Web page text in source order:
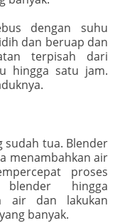
dengan suhu
dan beruap dan
terpisah dari
hingga satu jam.
sudah tua. Blender
menambahkan air
proses
hingga
air dan lakukan
banyak.